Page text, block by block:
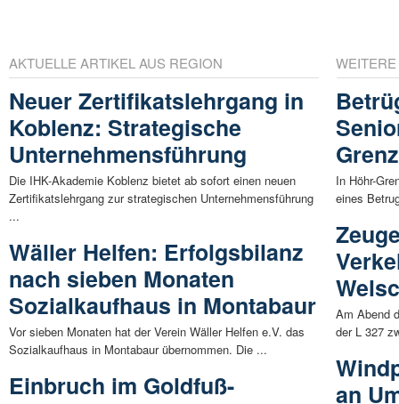
AKTUELLE ARTIKEL AUS REGION
Neuer Zertifikatslehrgang in
Koblenz: Strategische
Unternehmensführung
Die IHK-Akademie Koblenz bietet ab sofort einen neuen
Zertifikatslehrgang zur strategischen Unternehmensführung
...
Wäller Helfen: Erfolgsbilanz
nach sieben Monaten
Sozialkaufhaus in Montabaur
Vor sieben Monaten hat der Verein Wäller Helfen e.V. das
Sozialkaufhaus in Montabaur übernommen. Die ...
Einbruch im Goldfuß-
In Höhr-
eines
Am Abend
der L 327
an